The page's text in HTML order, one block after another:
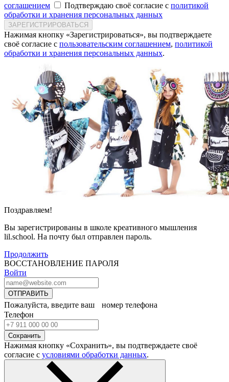
соглашением
Подтверждаю своё согласие с политикой
обработки и хранения персональных данных
ЗАРЕГИСТРИРОВАТЬСЯ
Нажимая кнопку «Зарегистрироваться», вы подтверждаете
своё согласие с пользовательским соглашением, политикой
обработки и хранения персональных данных.
Поздравляем!
Вы зарегистрированы в школе креативного мышления
lil.school. На почту был отправлен пароль.
Продолжить
ВОССТАНОВЛЕНИЕ ПАРОЛЯ
Войти
ОТПРАВИТЬ
Пожалуйста, введите ваш номер телефона
Телефон
Сохранить
Нажимая кнопку «Сохранить», вы подтверждаете своё
согласие с условиями обработки данных.